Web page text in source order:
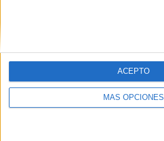
MÁS OPCIONES
ACEPTO
Suscribir